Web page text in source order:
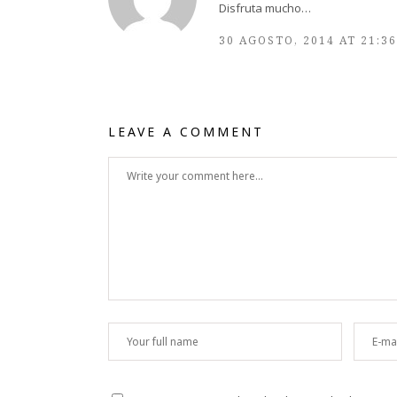
Disfruta mucho…
30 AGOSTO, 2014 AT 21:36
LEAVE A COMMENT